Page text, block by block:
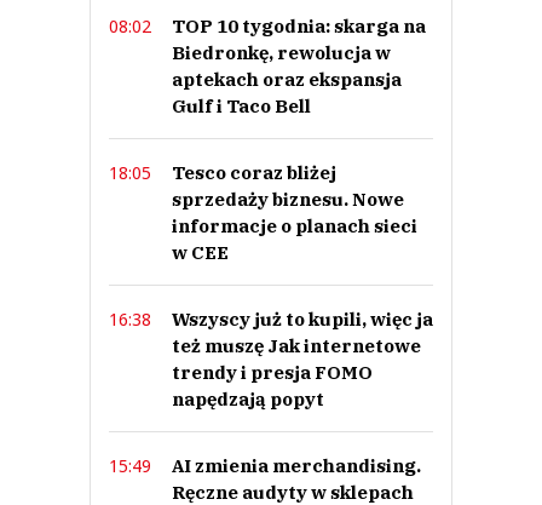
0
Nie znaleziono komentarzy
Zostaw swoje komentarze
Anuluj
Prześlij komentarz
08:02
TOP 10 tygodnia: skarga na
Biedronkę, rewolucja w
aptekach oraz ekspansja
Gulf i Taco Bell
18:05
Tesco coraz bliżej
sprzedaży biznesu. Nowe
informacje o planach sieci
w CEE
16:38
Wszyscy już to kupili, więc ja
też muszę Jak internetowe
trendy i presja FOMO
napędzają popyt
15:49
AI zmienia merchandising.
Ręczne audyty w sklepach